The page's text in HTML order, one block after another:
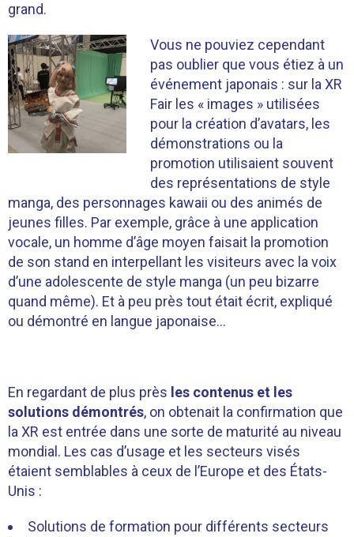
grand.
Vous ne pouviez cependant
pas oublier que vous étiez à un
événement japonais : sur la XR
Fair les « images » utilisées
pour la création d’avatars, les
démonstrations ou la
promotion utilisaient souvent
des représentations de style
manga, des personnages kawaii ou des animés de
jeunes filles. Par exemple, grâce à une application
vocale, un homme d’âge moyen faisait la promotion
de son stand en interpellant les visiteurs avec la voix
d’une adolescente de style manga (un peu bizarre
quand même). Et à peu près tout était écrit, expliqué
ou démontré en langue japonaise…
En regardant de plus près les contenus et les
solutions démontrés, on obtenait la confirmation que
la XR est entrée dans une sorte de maturité au niveau
mondial. Les cas d’usage et les secteurs visés
étaient semblables à ceux de l’Europe et des États-
Unis :
Solutions de formation pour différents secteurs